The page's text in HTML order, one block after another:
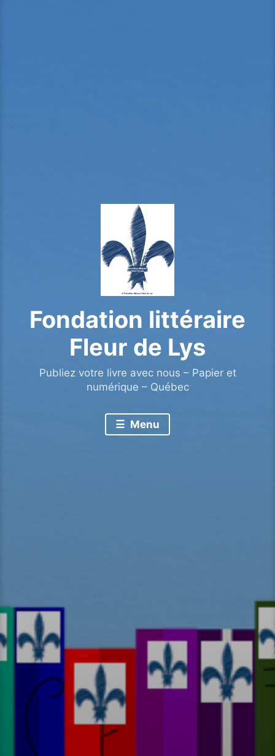
Fondation littéraire
Fleur de Lys
Publiez votre livre avec nous – Papier et
numérique – Québec
Menu